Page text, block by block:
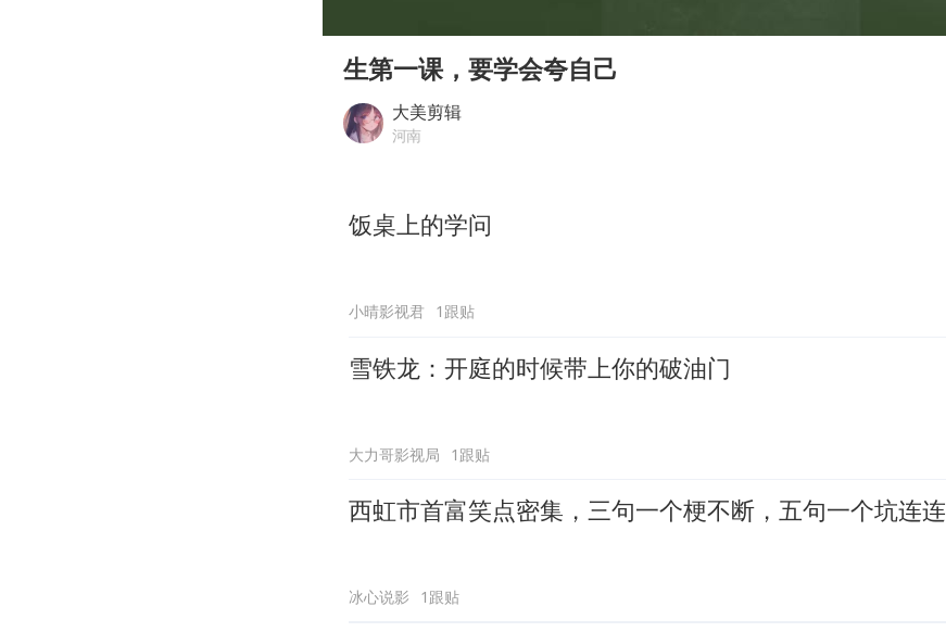
法国下周开始禁止未经同意的电话营销
泰国一女公务员妆容引争议 本人回应
生第一课，要学会夸自己
大美剪辑
河南
饭桌上的学问
小晴影视君 1跟贴
雪铁龙：开庭的时候带上你的破油门
大力哥影视局 1跟贴
西虹市首富笑点密集，三句一个梗不断，五句一个坑连连
冰心说影 1跟贴